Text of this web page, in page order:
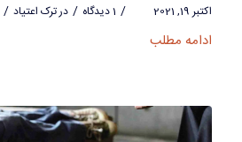
اکتبر 19, 2021 / 1 دیدگاه / درترک اعتیاد /
ادامه مطلب